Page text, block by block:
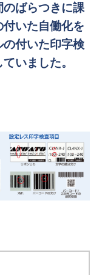
ばらつきに課
いた自働化を
の付いた印字検
いました。